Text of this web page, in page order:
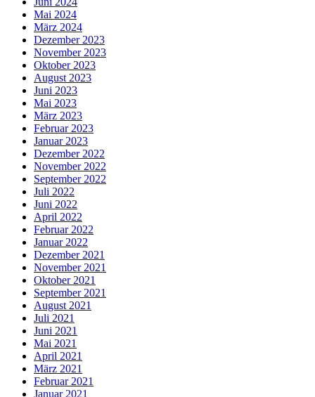
Mai 2024
März 2024
Dezember 2023
November 2023
Oktober 2023
August 2023
Juni 2023
Mai 2023
März 2023
Februar 2023
Januar 2023
Dezember 2022
November 2022
September 2022
Juli 2022
Juni 2022
April 2022
Februar 2022
Januar 2022
Dezember 2021
November 2021
Oktober 2021
September 2021
August 2021
Juli 2021
Juni 2021
Mai 2021
April 2021
März 2021
Februar 2021
Januar 2021